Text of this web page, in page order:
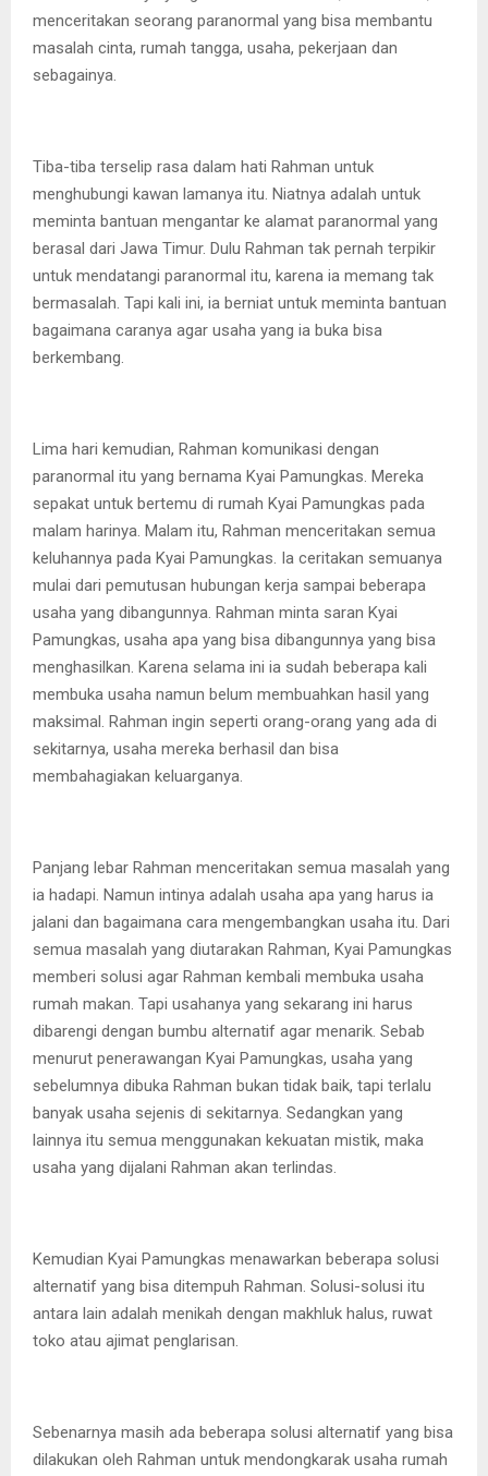
menceritakan seorang paranormal yang bisa membantu
masalah cinta, rumah tangga, usaha, pekerjaan dan
sebagainya.
Tiba-tiba terselip rasa dalam hati Rahman untuk
menghubungi kawan lamanya itu. Niatnya adalah untuk
meminta bantuan mengantar ke alamat paranormal yang
berasal dari Jawa Timur. Dulu Rahman tak pernah terpikir
untuk mendatangi paranormal itu, karena ia memang tak
bermasalah. Tapi kali ini, ia berniat untuk meminta bantuan
bagaimana caranya agar usaha yang ia buka bisa
berkembang.
Lima hari kemudian, Rahman komunikasi dengan
paranormal itu yang bernama Kyai Pamungkas. Mereka
sepakat untuk bertemu di rumah Kyai Pamungkas pada
malam harinya. Malam itu, Rahman menceritakan semua
keluhannya pada Kyai Pamungkas. Ia ceritakan semuanya
mulai dari pemutusan hubungan kerja sampai beberapa
usaha yang dibangunnya. Rahman minta saran Kyai
Pamungkas, usaha apa yang bisa dibangunnya yang bisa
menghasilkan. Karena selama ini ia sudah beberapa kali
membuka usaha namun belum membuahkan hasil yang
maksimal. Rahman ingin seperti orang-orang yang ada di
sekitarnya, usaha mereka berhasil dan bisa
membahagiakan keluarganya.
Panjang lebar Rahman menceritakan semua masalah yang
ia hadapi. Namun intinya adalah usaha apa yang harus ia
jalani dan bagaimana cara mengembangkan usaha itu. Dari
semua masalah yang diutarakan Rahman, Kyai Pamungkas
memberi solusi agar Rahman kembali membuka usaha
rumah makan. Tapi usahanya yang sekarang ini harus
dibarengi dengan bumbu alternatif agar menarik. Sebab
menurut penerawangan Kyai Pamungkas, usaha yang
sebelumnya dibuka Rahman bukan tidak baik, tapi terlalu
banyak usaha sejenis di sekitarnya. Sedangkan yang
lainnya itu semua menggunakan kekuatan mistik, maka
usaha yang dijalani Rahman akan terlindas.
Kemudian Kyai Pamungkas menawarkan beberapa solusi
alternatif yang bisa ditempuh Rahman. Solusi-solusi itu
antara lain adalah menikah dengan makhluk halus, ruwat
toko atau ajimat penglarisan.
Sebenarnya masih ada beberapa solusi alternatif yang bisa
dilakukan oleh Rahman untuk mendongkarak usaha rumah